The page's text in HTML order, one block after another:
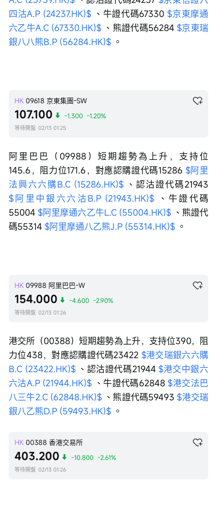
四沽A.P (24237.HK)$ 、牛證代碼67330 $京東摩通
六乙牛A.C (67330.HK)$ 、熊證代碼56284 $京東瑞
銀八八熊B.P (56284.HK)$ 。
HK 09618 京東集團-SW
107.100 -1.300 -1.20%
等待開盤 02/13 01:25
阿里巴巴（09988）短期趨勢為上升，支持位
145.6，阻力位171.6，對應認購證代碼15286 $阿里
法興六六購B.C (15286.HK)$ 、認沽證代碼21943
$阿里中銀六六沽B.P (21943.HK)$ 、牛證代碼
55004 $阿里摩通六乙牛L.C (55004.HK)$ 、熊證代
碼55314 $阿里摩通八乙熊J.P (55314.HK)$ 。
HK 09988 阿里巴巴-W
154.000 -4.600 -2.90%
等待開盤 02/13 01:26
港交所（00388）短期趨勢為上升，支持位390，阻
力位438，對應認購證代碼23422 $港交瑞銀六六購
B.C (23422.HK)$ 、認沽證代碼21944 $港交中銀六
六沽A.P (21944.HK)$ 、牛證代碼62848 $港交法巴
八三牛2.C (62848.HK)$ 、熊證代碼59493 $港交瑞
銀八乙熊D.P (59493.HK)$ 。
HK 00388 香港交易所
403.200 -10.800 -2.61%
等待開盤 02/13 01:26